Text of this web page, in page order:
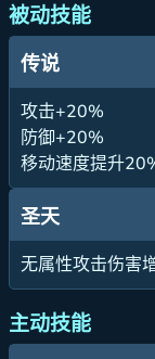
被动技能
传说
攻击+20%
防御+20%
移动速度提升
圣天
无属性攻击伤害
主动技能